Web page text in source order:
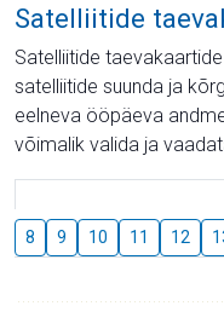
Satelliitide
Satelliitide
satelliitide suunda ja
eelneva ööpäeva
võimalik valida ja
8 9 10 11 12